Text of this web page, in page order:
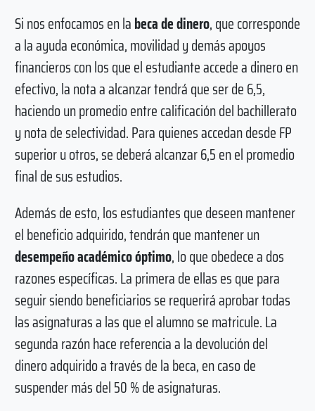
Si nos enfocamos en labeca de dinero, que corresponde
a la ayuda económica, movilidad y demás apoyos
financieros con los que el estudiante accede a dinero en
efectivo, la nota a alcanzar tendrá que ser de 6,5,
haciendo un promedio entre calificación del bachillerato
y nota de selectividad. Para quienes accedan desde FP
superior u otros, se deberá alcanzar 6,5 en el promedio
final de sus estudios.
Además de esto, los estudiantes que deseen mantener
el beneficio adquirido, tendrán que mantener un
desempeño académico óptimo, lo que obedece a dos
razones específicas. La primera de ellas es que para
seguir siendo beneficiarios se requerirá aprobar todas
las asignaturas a las que el alumno se matricule. La
segunda razón hace referencia a la devolución del
dinero adquirido a través de la beca, en caso de
suspender más del 50 % de asignaturas.